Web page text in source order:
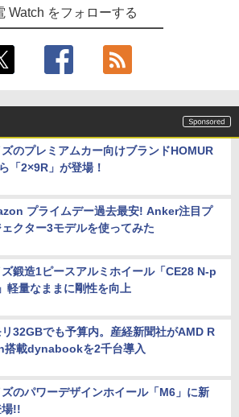
Watch をフォローする
ズのプレミアムカー向けブランドHOMUR
「2×9R」が登場！
プライムデー過去最安! Anker注目プ
ェクター3モデルを使ってみた
ズ鍛造1ピースアルミホイール「CE28 N-p
軽量なままに剛性を向上
リ32GBでも予算内。産経新聞社がAMD R
搭載dynabookを2千台導入
ズのパワーデザインホイール「M6」に新
!!